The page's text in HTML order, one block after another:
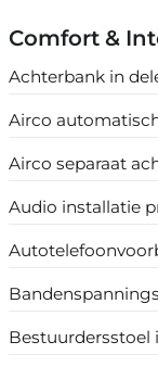
Comfort &
Achterbank in
Airco
Airco separaat
Audio installatie
Bestuurdersstoel